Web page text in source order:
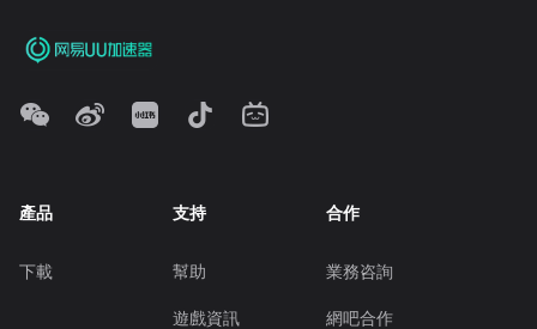
產品
下載
支持
幫助
遊戲資訊
合作
業務咨詢
網吧合作